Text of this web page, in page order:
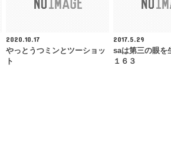
2020.10.17
やっとうつミンとツーショッ
ト
2017.5.29
saは第三の眼を
１６３